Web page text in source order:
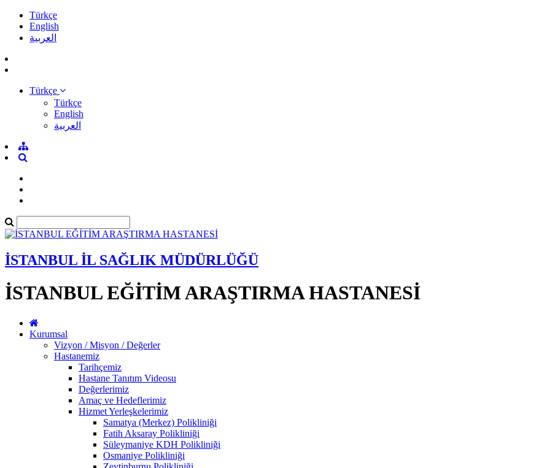
Türkçe
English
العربية
Türkçe
Türkçe
English
العربية
İSTANBUL İL SAĞLIK MÜDÜRLÜĞÜ
İSTANBUL EĞİTİM ARAŞTIRMA HASTANESİ
Kurumsal
Vizyon / Misyon / Değerler
Hastanemiz
Tarihçemiz
Hastane Tanıtım Videosu
Değerlerimiz
Amaç ve Hedeflerimiz
Hizmet Yerleşkelerimiz
Samatya (Merkez) Polikliniği
Fatih Aksaray Polikliniği
Süleymaniye KDH Polikliniği
Osmaniye Polikliniği